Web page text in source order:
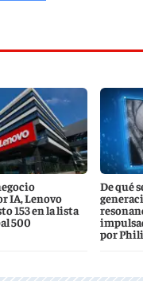
IA, Lenovo
153 en la lista
500
De qué
por